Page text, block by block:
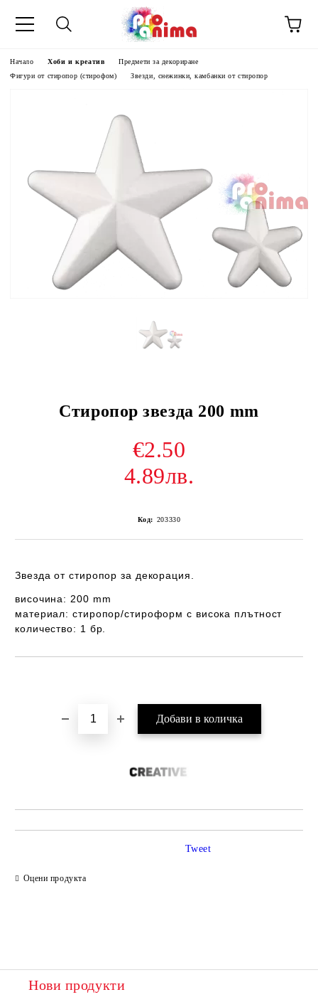
Начало Хоби и креатив
Предмети за декориране
Фигури от стиропор (стирофом)
Звезди, снежинки, камбанки от стиропор
Стиропор звезда 200 mm
€2.50
4.89лв.
Код: 203330
Звезда от стиропор за декорация.
височина: 200 mm
материал: стиропор/стироформ с висока плътност
количество: 1 бр.
Оцени продукта
Tweet
Нови продукти